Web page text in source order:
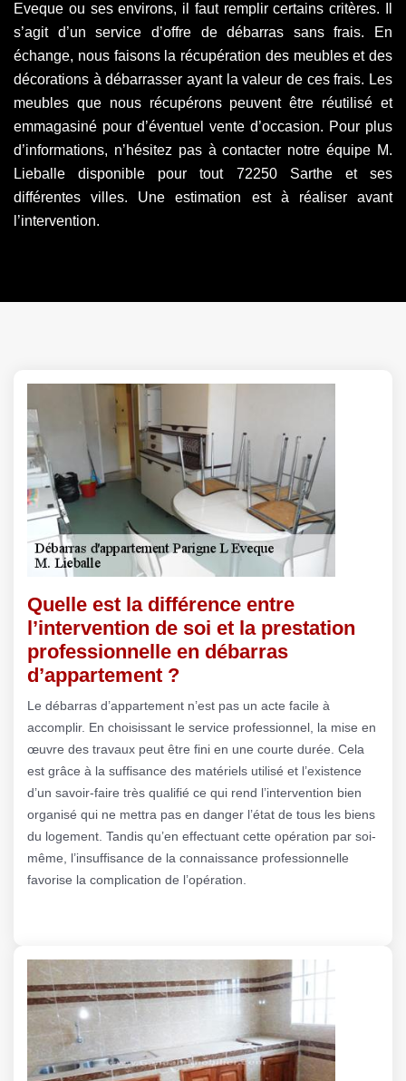
Eveque ou ses environs, il faut remplir certains critères. Il
s’agit d’un service d’offre de débarras sans frais. En
échange, nous faisons la récupération des meubles et des
décorations à débarrasser ayant la valeur de ces frais. Les
meubles que nous récupérons peuvent être réutilisé et
emmagasiné pour d’éventuel vente d’occasion. Pour plus
d’informations, n’hésitez pas à contacter notre équipe M.
Lieballe disponible pour tout 72250 Sarthe et ses
différentes villes. Une estimation est à réaliser avant
l’intervention.
Quelle est la différence entre
l’intervention de soi et la prestation
professionnelle en débarras
d’appartement ?
Le débarras d’appartement n’est pas un acte facile à
accomplir. En choisissant le service professionnel, la mise en
œuvre des travaux peut être fini en une courte durée. Cela
est grâce à la suffisance des matériels utilisé et l’existence
d’un savoir-faire très qualifié ce qui rend l’intervention bien
organisé qui ne mettra pas en danger l’état de tous les biens
du logement. Tandis qu’en effectuant cette opération par soi-
même, l’insuffisance de la connaissance professionnelle
favorise la complication de l’opération.